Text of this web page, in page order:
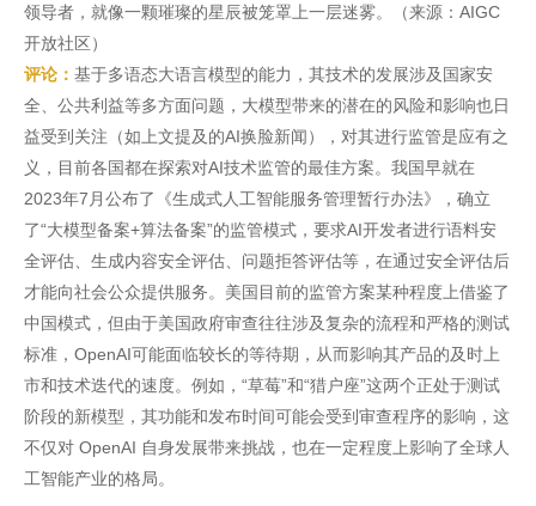
领导者，就像一颗璀璨的星辰被笼罩上一层迷雾。（来源：AIGC
开放社区）
评论： 基于多语态大语言模型的能力，其技术的发展涉及国家安
全、公共利益等多方面问题，大模型带来的潜在的风险和影响也日
益受到关注（如上文提及的AI换脸新闻），对其进行监管是应有之
义，目前各国都在探索对AI技术监管的最佳方案。我国早就在
2023年7月公布了《生成式人工智能服务管理暂行办法》，确立
了“大模型备案+算法备案”的监管模式，要求AI开发者进行语料安
全评估、生成内容安全评估、问题拒答评估等，在通过安全评估后
才能向社会公众提供服务。美国目前的监管方案某种程度上借鉴了
中国模式，但由于美国政府审查往往涉及复杂的流程和严格的测试
标准，OpenAI可能面临较长的等待期，从而影响其产品的及时上
市和技术迭代的速度。例如，“草莓”和“猎户座”这两个正处于测试
阶段的新模型，其功能和发布时间可能会受到审查程序的影响，这
不仅对 OpenAI 自身发展带来挑战，也在一定程度上影响了全球人
工智能产业的格局。